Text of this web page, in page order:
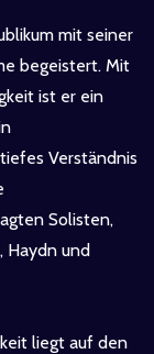
mit seiner
begeistert. Mit
ist er ein
Verständnis
Solisten,
Haydn und
liegt auf den